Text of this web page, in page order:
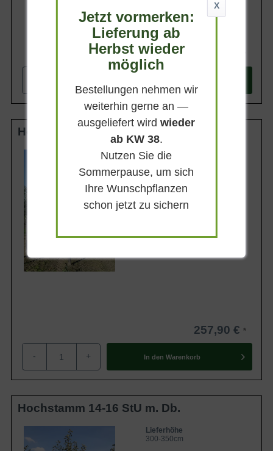
Hochstamm 12-14 StU m. Db.
Lieferhöhe
Gewicht
ca. 50 kg
Anzahl Verschulungen
257,90 €
- + In den Warenkorb
Hochstamm 14-16 StU m. Db.
Lieferhöhe
300-350cm
X
Jetzt vormerken:
Lieferung ab
Herbst wieder
möglich
Bestellungen nehmen wir
weiterhin gerne an —
ausgeliefert wirdwieder
ab KW 38.
Nutzen Sie die
Sommerpause, um sich
Ihre Wunschpflanzen
schon jetzt zu sichern